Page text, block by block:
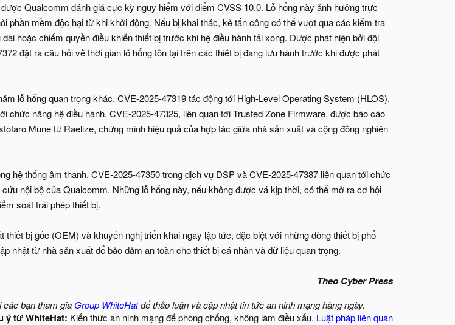
Qualcomm đánh giá cực kỳ nguy hiểm với điểm CVSS 10.0. Lỗ hổng này ảnh hưởng trực
phần mềm độc hại từ khi khởi động. Nếu bị khai thác, kẻ tấn công có thể vượt qua các kiểm tra
hoặc chiếm quyền điều khiển thiết bị trước khi hệ điều hành tải xong. Được phát hiện bởi đội
đặt ra câu hỏi về thời gian lỗ hổng tồn tại trên các thiết bị đang lưu hành trước khi được phát
lỗ hổng quan trọng khác. CVE-2025-47319 tác động tới High-Level Operating System (HLOS),
chức năng hệ điều hành. CVE-2025-47325, liên quan tới Trusted Zone Firmware, được báo cáo
Mune từ Raelize, chứng minh hiệu quả của hợp tác giữa nhà sản xuất và cộng đồng nghiên
hệ thống âm thanh, CVE-2025-47350 trong dịch vụ DSP và CVE-2025-47387 liên quan tới chức
nội bộ của Qualcomm. Những lỗ hổng này, nếu không được vá kịp thời, có thể mở ra cơ hội
soát trái phép thiết bị.
bị gốc (OEM) và khuyến nghị triển khai ngay lập tức, đặc biệt với những dòng thiết bị phổ
nhật từ nhà sản xuất để bảo đảm an toàn cho thiết bị cá nhân và dữ liệu quan trọng.
Theo Cyber Press
các bạn tham gia Group WhiteHatđể thảo luận và cập nhật tin tức an ninh mạng hàng ngày.
ý từ WhiteHat: Kiến thức an ninh mạng để phòng chống, không làm điều xấu. Luật pháp liên quan